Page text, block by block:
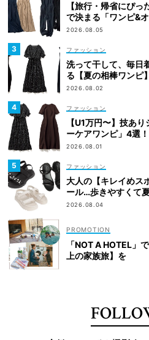
【旅行・帰省にぴ
で決まる「ワンピ&
2026.08.05
ファッション
洗って干して、毎日
る【夏の相棒ワンピ
2026.08.02
ファッション
【U1万円〜】技あ
ーケアワンピ」4選！
2026.08.01
ファッション
大人の【キレイめス
ール…歩きやすくて
2026.08.04
「NOT A HOTEL」
上の家族旅】を